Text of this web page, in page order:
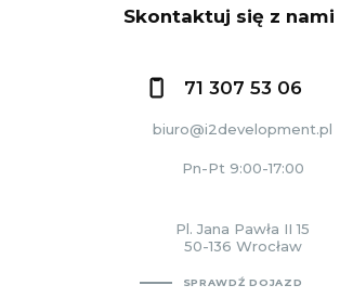
Skontaktuj się z nami
71 307 53 06
biuro@i2development.pl
Pn-Pt 9:00-17:00
Pl. Jana Pawła II 15
50-136 Wrocław
SPRAWDŹ DOJAZD